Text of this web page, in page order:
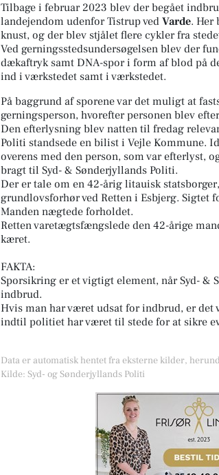
Tilbage i februar 2023 blev der begået
landejendom udenfor Tistrup ved Varde. Her
knust, og der blev stjålet flere cykler fra
Ved gerningsstedsundersøgelsen blev der
dækaftryk samt DNA-spor i form af blod på
ind i værkstedet samt i værkstedet.
På baggrund af sporene var det muligt at
gerningsperson, hvorefter personen blev
Den efterlysning blev natten til fredag
Politi standsede en bilist i Vejle Kommune.
overens med den person, som var efterlyst,
bragt til Syd- & Sønderjyllands Politi.
Der er tale om en 42-årig litauisk
grundlovsforhør ved Retten i Esbjerg. Sigtet
Manden nægtede forholdet.
Retten varetægtsfængslede den 42-årige
kæret.
FAKTA:
Sporsikring er et vigtigt element, når Syd- &
indbrud.
Hvis man har været udsat for indbrud, er
indtil politiet har været til stede for at sikre
Data er automatisk hentet fra eksterne kilder,
Kilde: Syd- og Sønderjyllands Politi